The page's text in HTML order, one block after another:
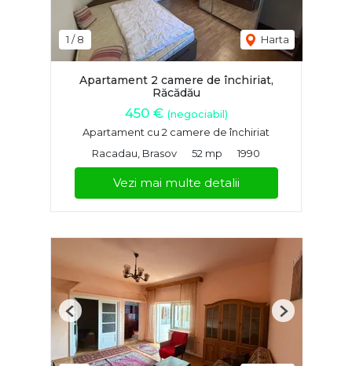
1 /8 Harta
Apartament 2 camere de închiriat,
Răcădău
450 € (negociabil)
Apartament cu 2 camere de închiriat
Racadau, Brasov
52 mp 1990
Vezi mai multe detalii
Previous Next